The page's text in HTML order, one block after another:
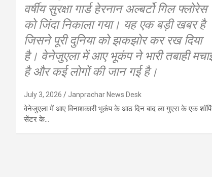
वर्षीय सुरक्षा गार्ड हेरनान अल्बर्टो गिल फ्लोरेस
को जिंदा निकाला गया। यह एक बड़ी खबर है
जिसने पूरी दुनिया को झकझोर कर रख दिया
है। वेनेजुएला में आए भूकंप ने भारी तबाही
है और कई लोगों की जान गई है।
July 3, 2026 Janprachar News Desk
वेनेजुएला में आए विनाशकारी भूकंप के आठ दिन बाद ला गुएरा के एक
सेंटर के…